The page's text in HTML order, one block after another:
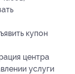
купон
центра
услуги